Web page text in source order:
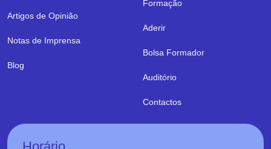
Artigos de Opinião
Notas de Imprensa
Blog
Formação
Aderir
Bolsa Formador
Auditório
Contactos